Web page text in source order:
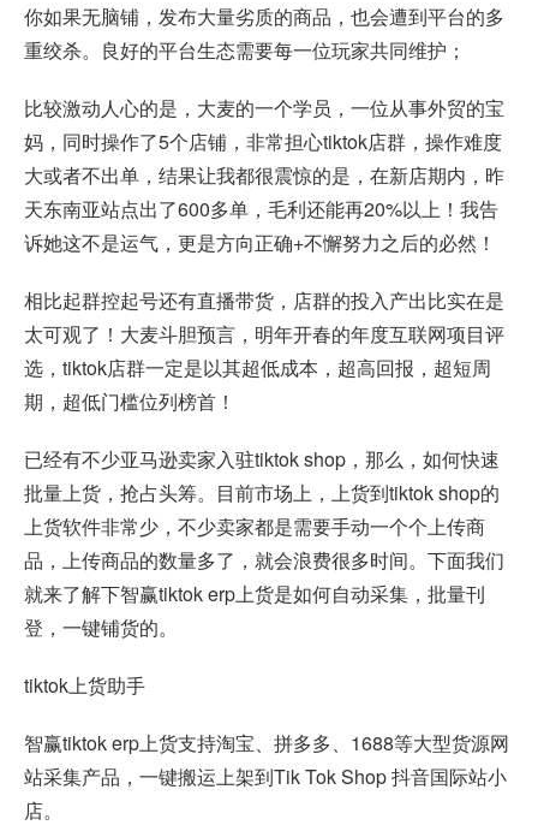
你如果无脑铺，发布大量劣质的商品，也会遭到平台的多
重绞杀。良好的平台生态需要每一位玩家共同维护；
比较激动人心的是，大麦的一个学员，一位从事外贸的宝
妈，同时操作了5个店铺，非常担心tiktok店群，操作难度
大或者不出单，结果让我都很震惊的是，在新店期内，昨
天东南亚站点出了600多单，毛利还能再20%以上！我告
诉她这不是运气，更是方向正确+不懈努力之后的必然！
相比起群控起号还有直播带货，店群的投入产出比实在是
太可观了！大麦斗胆预言，明年开春的年度互联网项目评
选，tiktok店群一定是以其超低成本，超高回报，超短周
期，超低门槛位列榜首！
已经有不少亚马逊卖家入驻tiktok shop，那么，如何快速
批量上货，抢占头筹。目前市场上，上货到tiktok shop的
上货软件非常少，不少卖家都是需要手动一个个上传商
品，上传商品的数量多了，就会浪费很多时间。下面我们
就来了解下智赢tiktok erp上货是如何自动采集，批量刊
登，一键铺货的。
tiktok上货助手
智赢tiktok erp上货支持淘宝、拼多多、1688等大型货源网
站采集产品，一键搬运上架到Tik Tok Shop 抖音国际站小
店。